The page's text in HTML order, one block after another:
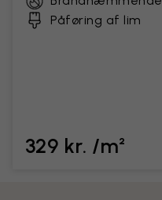
Påføring af lim
329 kr. /m²